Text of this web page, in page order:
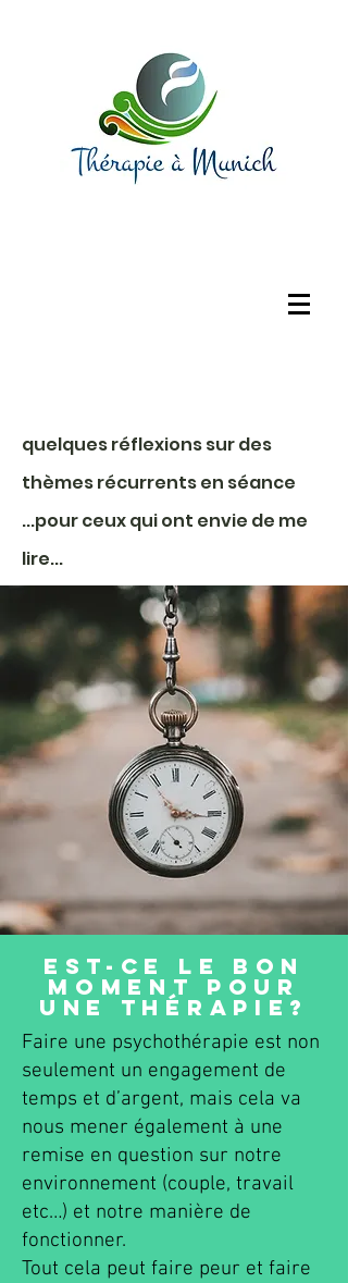
quelques réflexions sur des
thèmes récurrents en séance
...pour ceux qui ont envie de me
lire...
Est-ce le bon
moment pour
une thérapie?
Faire une psychothérapie est non
seulement un engagement de
temps et d’argent, mais cela va
nous mener également à une
remise en question sur notre
environnement (couple, travail
etc…) et notre manière de
fonctionner.
Tout cela peut faire peur et faire